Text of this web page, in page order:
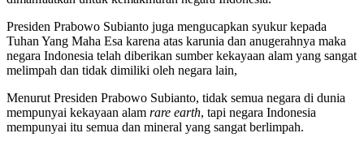
Presiden Prabowo Subianto juga mengucapkan syukur kepada
Tuhan Yang Maha Esa karena atas karunia dan anugerahnya maka
negara Indonesia telah diberikan sumber kekayaan alam yang sangat
melimpah dan tidak dimiliki oleh negara lain,
Menurut Presiden Prabowo Subianto, tidak semua negara di dunia
mempunyai kekayaan alam rare earth, tapi negara Indonesia
mempunyai itu semua dan mineral yang sangat berlimpah.